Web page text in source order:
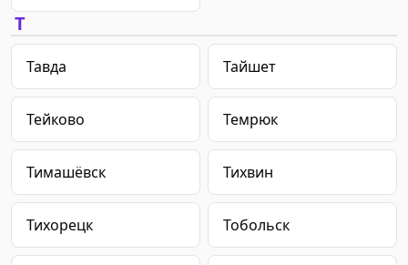
Т
Тавда Тайшет
Тейково Темрюк
Тимашёвск Тихвин
Тихорецк Тобольск